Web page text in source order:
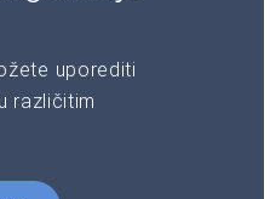
uporediti
različitim